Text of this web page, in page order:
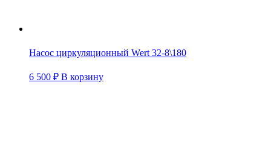
Насос циркуляционный Wert 32-8\180
6 500 ₽ В корзину